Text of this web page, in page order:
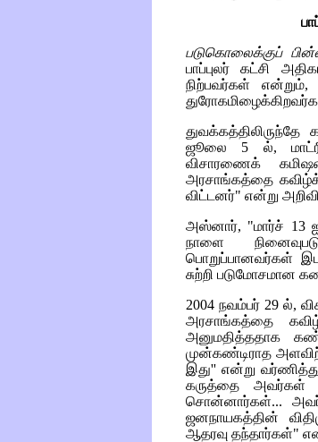
படுகொலைக்குப்
பாப்புலர் கட்சி
நிற்பவர்கள் என்றும்,
ஜூலை 5 ல்,
விசாரணைக்
அரசாங்கத்தை
விட்டனர்" என்று
அஸ்னார், "மார்ச் 13
நாளை
பொறுப்பானவர்கள்
சுற்றி படுமோசமான
2004 நவம்பர் 29 ல்,
அரசாங்கத்தை
அனுமதித்ததாக
முன்கண்டிராத
இது'' என்று
கருத்தை அவர்கள்
சொன்னார்கள்...
ஜனநாயகத்தின்
ஆதரவு தந்தார்கள்"